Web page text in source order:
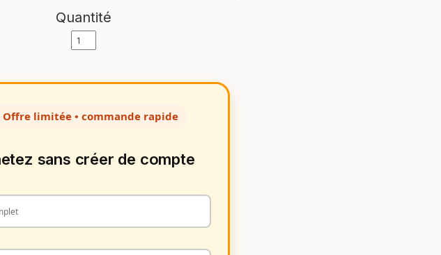
Quantité
Offre limitée • commande rapide
sans créer de compte